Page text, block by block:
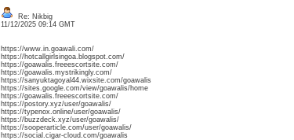
Re: Nikbig
11/12/2025 09:14 GMT
https://www.in.goawali.com/
https://hotcallgirlsingoa.blogspot.com/
https://goawalis.freeescortsite.com/
https://goawalis.mystrikingly.com/
https://sanyuktagoyal44.wixsite.com/goawalis
https://sites.google.com/view/goawalis/home
https://goawalis.freeescortsite.com/
https://postory.xyz/user/goawalis/
https://typenox.online/user/goawalis/
https://buzzdeck.xyz/user/goawalis/
https://sooperarticle.com/user/goawalis/
https://social.cigar-cloud.com/goawalis